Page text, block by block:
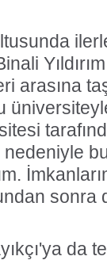
arasına
sonra
da